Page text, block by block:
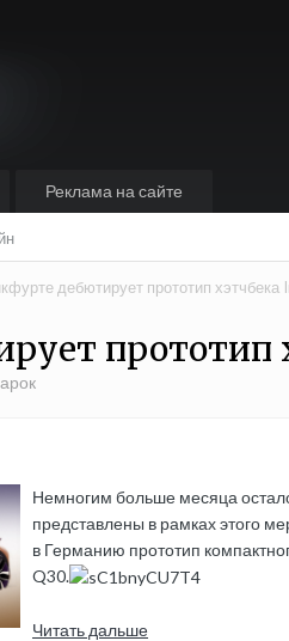
Реклама на сайте
дебютирует прототип хэтчбека
прототип
Немногим больше месяца
представлены в рамках этого
в Германию прототип
Q30.
Читать дальше